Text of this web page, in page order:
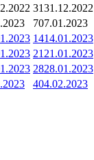
3131.12.2022
707.01.2023
1414.01.2023
21 21.01.2023
2828.01.2023
404.02.2023